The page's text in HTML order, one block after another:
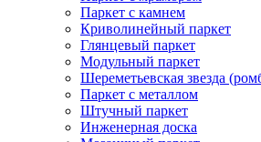
Паркет с камнем
Криволинейный паркет
Глянцевый паркет
Модульный паркет
Шереметьевская звезда
Паркет с металлом
Штучный паркет
Инженерная доска